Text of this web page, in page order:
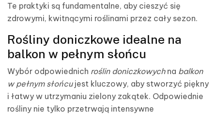
Te praktyki są fundamentalne, aby cieszyć się
zdrowymi, kwitnącymi roślinami przez cały sezon.
Rośliny doniczkowe idealne na
balkon w pełnym słońcu
Wybór odpowiednich roślin doniczkowychna balkon
w pełnym słońcujest kluczowy, aby stworzyć piękny
i łatwy w utrzymaniu zielony zakątek. Odpowiednie
rośliny nie tylko przetrwają intensywne